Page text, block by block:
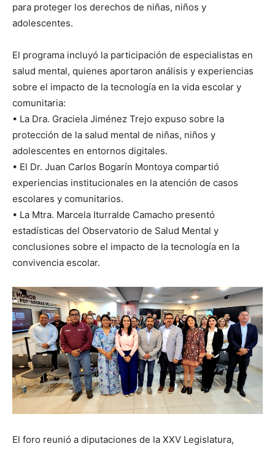
para proteger los derechos de niñas, niños y
adolescentes.
El programa incluyó la participación de especialistas en
salud mental, quienes aportaron análisis y experiencias
sobre el impacto de la tecnología en la vida escolar y
comunitaria:
• La Dra. Graciela Jiménez Trejo expuso sobre la
protección de la salud mental de niñas, niños y
adolescentes en entornos digitales.
• El Dr. Juan Carlos Bogarín Montoya compartió
experiencias institucionales en la atención de casos
escolares y comunitarios.
• La Mtra. Marcela Iturralde Camacho presentó
estadísticas del Observatorio de Salud Mental y
conclusiones sobre el impacto de la tecnología en la
convivencia escolar.
El foro reunió a diputaciones de la XXV Legislatura,